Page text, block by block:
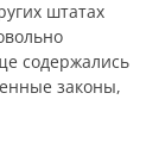
штатах
содержались
законы,